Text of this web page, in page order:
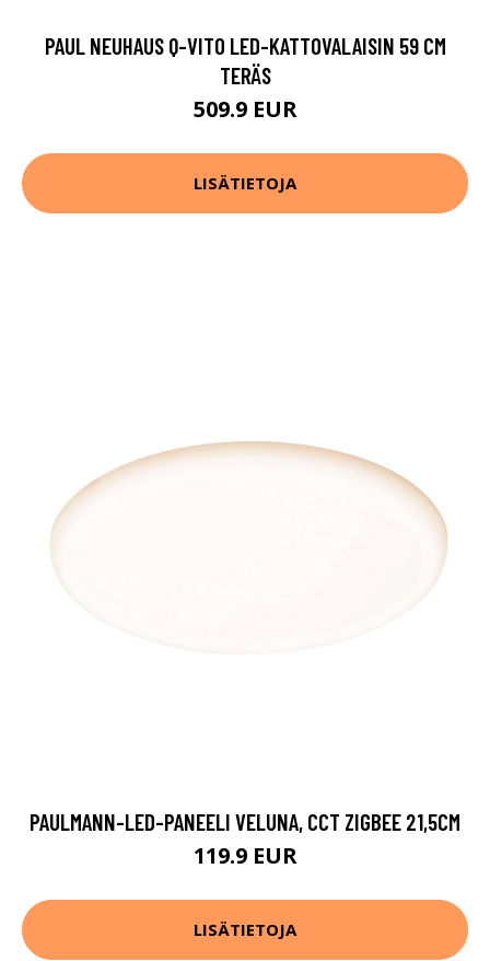
PAUL NEUHAUS Q-VITO LED-KATTOVALAISIN 59 CM
TERÄS
509.9 EUR
LISÄTIETOJA
PAULMANN-LED-PANEELI VELUNA, CCT ZIGBEE 21,5CM
119.9 EUR
LISÄTIETOJA